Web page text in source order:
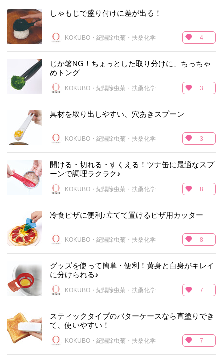
しゃもじで盛り付けに差が出る！
KOKUBO・紀陽除虫菊・扶桑化学 4
じか箸NG！ちょっとした取り分けに、ちっちゃ
めトング
KOKUBO・紀陽除虫菊・扶桑化学 3
具材を取り出しやすい、穴あきスプーン
KOKUBO・紀陽除虫菊・扶桑化学 3
開ける・切れる・すくえる！ツナ缶に最適なスプ
ーンで調理ラクラク♪
KOKUBO・紀陽除虫菊・扶桑化学 8
冷食ピザに便利♪立てて置けるピザ用カッター
KOKUBO・紀陽除虫菊・扶桑化学 8
グッズを使って簡単・便利！黄身と白身がキレイ
に分けられる♪
KOKUBO・紀陽除虫菊・扶桑化学 7
スティックタイプのバターケースなら直塗りでき
て、使いやすい！
KOKUBO・紀陽除虫菊・扶桑化学 7